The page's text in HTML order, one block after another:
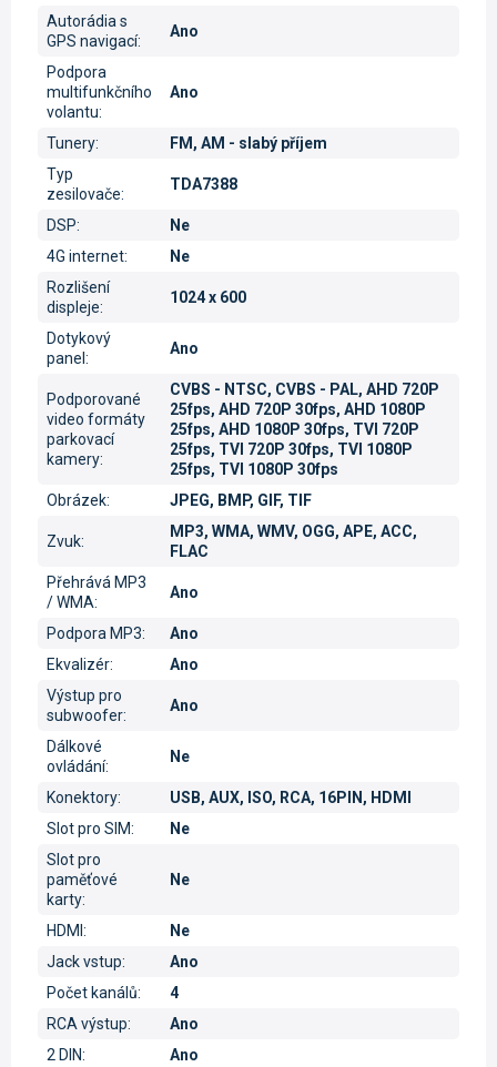
Autorádia s
GPS navigací:
Ano
Podpora
multifunkčního
volantu:
Ano
Tunery:
FM, AM - slabý příjem
Typ
zesilovače:
TDA7388
DSP:
Ne
4G internet:
Ne
Rozlišení
displeje:
1024 x 600
Dotykový
panel:
Ano
Podporované
video formáty
parkovací
kamery:
CVBS - NTSC, CVBS - PAL, AHD 720P
25fps, AHD 720P 30fps, AHD 1080P
25fps, AHD 1080P 30fps, TVI 720P
25fps, TVI 720P 30fps, TVI 1080P
25fps, TVI 1080P 30fps
Obrázek: JPEG, BMP, GIF, TIF
Zvuk:
MP3, WMA, WMV, OGG, APE, ACC,
FLAC
Přehrává MP3
/ WMA:
Ano
Podpora MP3:
Ano
Ekvalizér:
Ano
Výstup pro
subwoofer:
Ano
Dálkové
ovládání:
Ne
Konektory:
USB, AUX, ISO, RCA, 16PIN, HDMI
Slot pro SIM:
Ne
Slot pro
paměťové
karty:
Ne
HDMI:
Ne
Jack vstup:
Ano
Počet kanálů:
4
RCA výstup:
Ano
2 DIN: Ano